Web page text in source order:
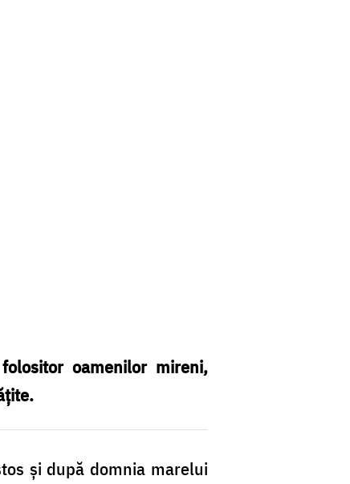
oamenilor mireni,
și după domnia marelui